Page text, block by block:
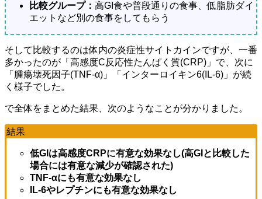
比較グループ： 高GI食や普段通りの食事、低脂肪ダイ
エットなど別の食事をしてもらう
そして比較するのは体内の炎症性サイトカインですが、一番
多かったのが「高感度C反応性たんぱく質(CRP)」で、次に
「腫瘍壊死因子(TNF-α)」「インターロイキン6(IL-6)」が続
く様子でした。
で全体をまとめた結果、次のようなことが分かりました。
結果
低GIは高感度CRPに有意な効果なし(高GIと比較した
場合には有意な減少が確認された)
TNF-αにも有意な効果なし
IL-6やレプチンにも有意な効果なし